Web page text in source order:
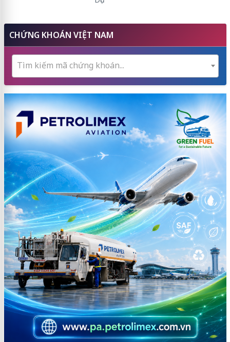
CHỨNG KHOÁN VIỆT NAM
Tìm kiếm mã chứng khoán...